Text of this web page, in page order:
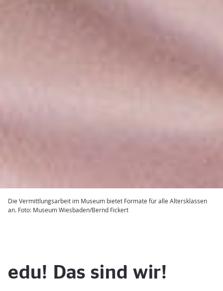
Die Vermittlungsarbeit im Museum bietet Formate für alle Altersklassen
an. Foto: Museum Wiesbaden/Bernd Fickert
edu! Das sind wir!